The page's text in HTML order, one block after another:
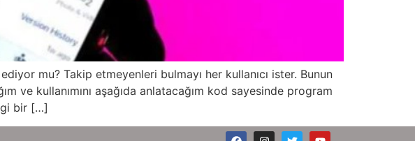
mu? Takip etmeyenleri bulmayı her kullanıcı ister. Bunun
ve kullanımını aşağıda anlatacağım kod sayesinde program
bir […]